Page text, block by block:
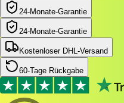
24‑Monate‑Garantie
24‑Monate‑Garantie
Kostenloser DHL-Versand
60-Tage Rückgabe